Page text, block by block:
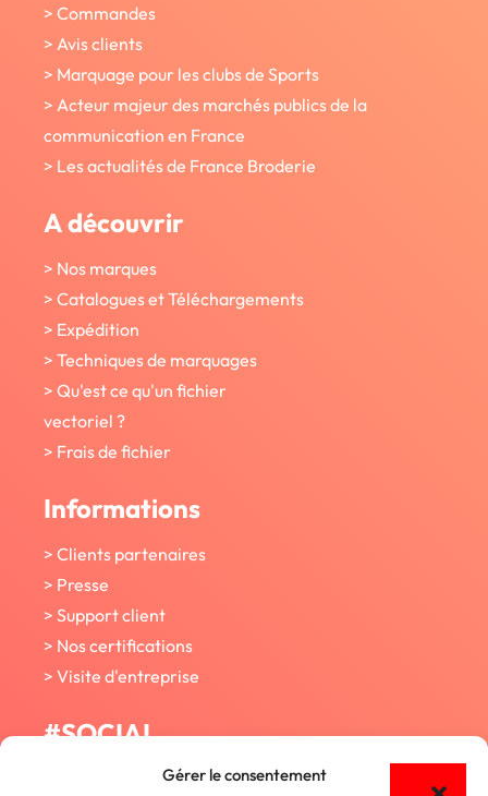
Gérer le consentement
> Commandes
> Avis clients
> Marquage pour les clubs de Sports
> Acteur majeur des marchés publics de la
communication en France
> Les actualités de France Broderie
A découvrir
> Nos marques
> Catalogues et Téléchargements
> Expédition
> Techniques de marquages
> Qu'est ce qu'un fichier
vectoriel ?
> Frais de fichier
Informations
> Clients partenaires
> Presse
> Support client
> Nos certifications
> Visite d'entreprise
#SOCIAL